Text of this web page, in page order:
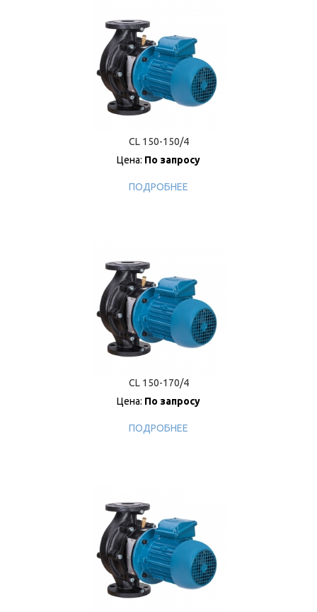
CL 150-150/4
Цена: По запросу
ПОДРОБНЕЕ
CL 150-170/4
Цена: По запросу
ПОДРОБНЕЕ